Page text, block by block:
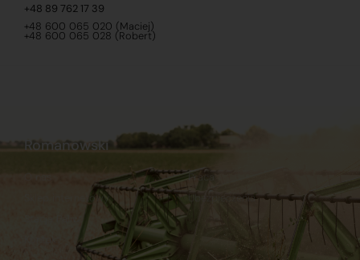
+48 89 762 17 39
+48 600 065 020 (Maciej)
+48 600 065 028 (Robert)
Romanowski
Sklep internetowy
Praca
Ubezpieczenia